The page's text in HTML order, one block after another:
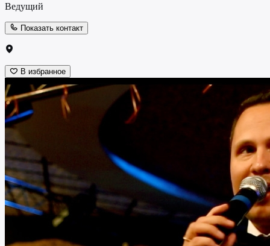
Ведущий
Показать контакт
В избранное